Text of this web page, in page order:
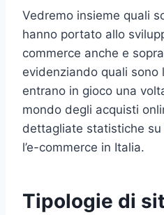
Vedremo insieme quali
hanno portato allo
commerce anche e
evidenziando quali sono
entrano in gioco una
mondo degli acquisti
dettagliate statistiche
l’e-commerce in Italia.
Tipologie di